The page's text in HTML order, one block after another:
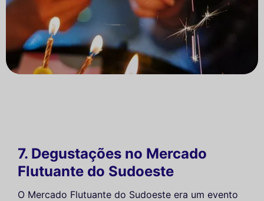
7. Degustações no Mercado
Flutuante do Sudoeste
O Mercado Flutuante do Sudoeste era um evento